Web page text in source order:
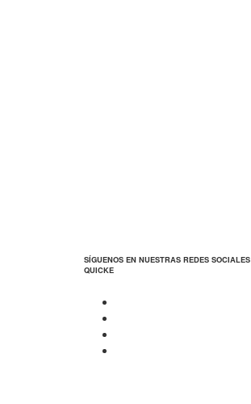
SÍGUENOS EN NUESTRAS REDES SOCIALES
QUICKE